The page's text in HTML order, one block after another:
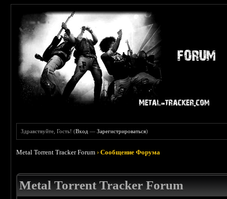
Здравствуйте, Гость! (Вход —Зарегистрироваться)
Metal Torrent Tracker Forum ›Сообщение Форума
Metal Torrent Tracker Forum